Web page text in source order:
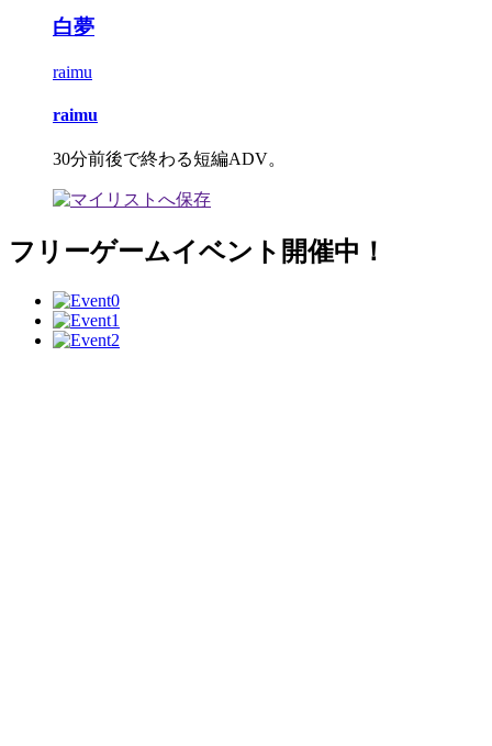
白夢
raimu
raimu
30分前後で終わる短編ADV。
フリーゲームイベント開催中！